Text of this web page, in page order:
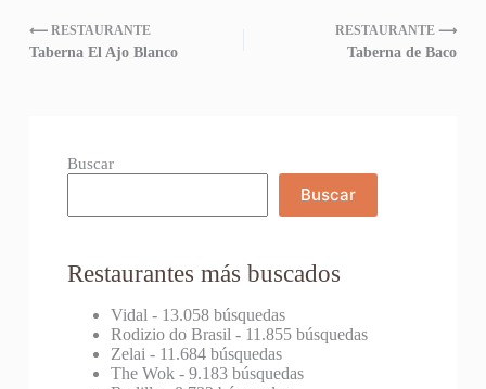
⟵ RESTAURANTE
Taberna El Ajo Blanco
RESTAURANTE ⟶
Taberna de Baco
Buscar
Buscar
Restaurantes más buscados
Vidal - 13.058 búsquedas
Rodizio do Brasil - 11.855 búsquedas
Zelai - 11.684 búsquedas
The Wok- 9.183 búsquedas